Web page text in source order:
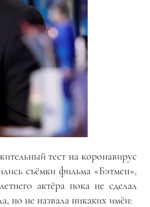
тест на коронавирус
съёмки фильма «Бэтмен»,
актёра пока не сделал
но не назвала никаких имён: